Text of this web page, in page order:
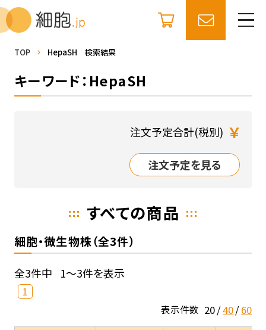
TOP HepaSH 検索結果
キーワード：HepaSH
注文予定合計(税別) ￥
注文予定を見る
すべての商品
細胞・微生物株（全3件）
全3件中 1～3件を表示
1
表示件数 20 40 60